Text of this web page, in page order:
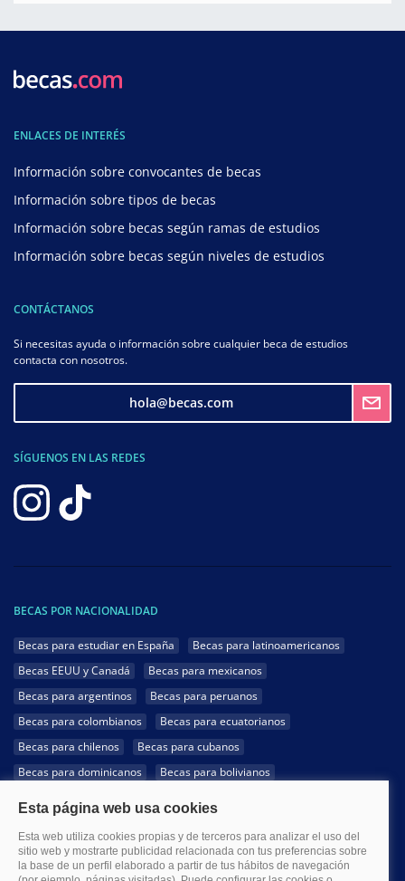
ENLACES DE INTERÉS
Información sobre convocantes de becas
Información sobre tipos de becas
Información sobre becas según ramas de estudios
Información sobre becas según niveles de estudios
CONTÁCTANOS
Si necesitas ayuda o información sobre cualquier beca de estudios
contacta con nosotros.
hola@becas.com
SÍGUENOS EN LAS REDES
BECAS POR NACIONALIDAD
Becas para estudiar en España
Becas para latinoamericanos
Becas EEUU y Canadá
Becas para mexicanos
Becas para argentinos
Becas para peruanos
Becas para colombianos
Becas para ecuatorianos
Becas para chilenos
Becas para cubanos
Becas para dominicanos
Becas para bolivianos
Becas para hondureños
Becas para paraguayos
Becas para uruguayos
Becas para salvadoreños